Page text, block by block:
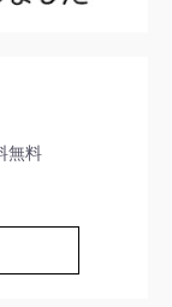
無料